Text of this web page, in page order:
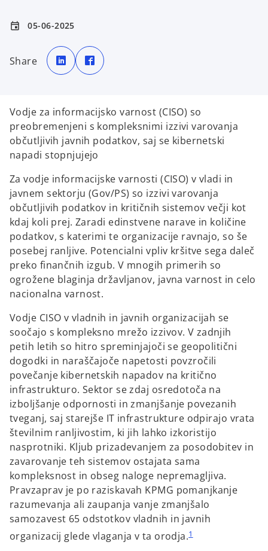
event 05-06-2025
Share
o
p
e
n
e
t
b
p
e
n
e
t
b
Vodje za informacijsko varnost (CISO) so
preobremenjeni s kompleksnimi izzivi varovanja
občutljivih javnih podatkov, saj se kibernetski
napadi stopnjujejo
Za vodje informacijske varnosti (CISO) v vladi in
javnem sektorju (Gov/PS) so izzivi varovanja
občutljivih podatkov in kritičnih sistemov večji kot
kdaj koli prej. Zaradi edinstvene narave in količine
podatkov, s katerimi te organizacije ravnajo, so še
posebej ranljive. Potencialni vpliv kršitve sega daleč
preko finančnih izgub. V mnogih primerih so
ogrožene blaginja državljanov, javna varnost in celo
nacionalna varnost.
Vodje CISO v vladnih in javnih organizacijah se
soočajo s kompleksno mrežo izzivov. V zadnjih
petih letih so hitro spreminjajoči se geopolitični
dogodki in naraščajoče napetosti povzročili
povečanje kibernetskih napadov na kritično
infrastrukturo. Sektor se zdaj osredotoča na
izboljšanje odpornosti in zmanjšanje povezanih
tveganj, saj starejše IT infrastrukture odpirajo vrata
številnim ranljivostim, ki jih lahko izkoristijo
nasprotniki. Kljub prizadevanjem za posodobitev in
zavarovanje teh sistemov ostajata sama
kompleksnost in obseg naloge nepremagljiva.
Pravzaprav je po raziskavah KPMG pomanjkanje
razumevanja ali zaupanja vanje zmanjšalo
samozavest 65 odstotkov vladnih in javnih
organizacij glede vlaganja v ta orodja.1